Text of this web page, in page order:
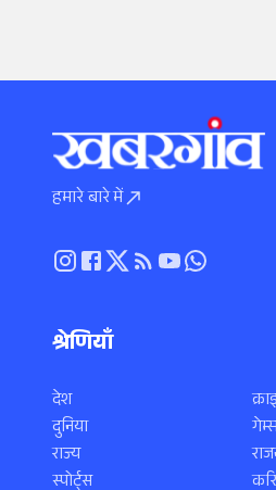
हमारे बारे में
श्रेणियाँ
देश
दुनिया
राज्य
स्पोर्ट्स